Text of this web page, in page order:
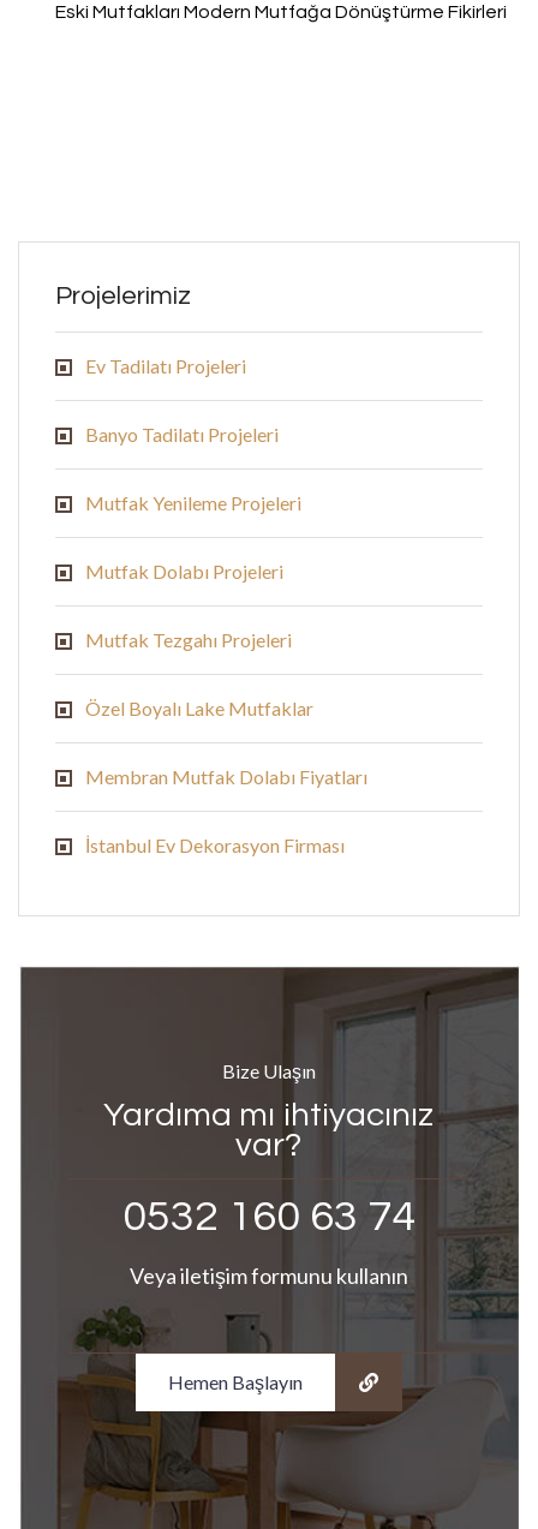
Projelerimiz
Ev Tadilatı Projeleri
Banyo Tadilatı Projeleri
Mutfak Yenileme Projeleri
Mutfak Dolabı Projeleri
Mutfak Tezgahı Projeleri
Özel Boyalı Lake Mutfaklar
Membran Mutfak Dolabı Fiyatları
İstanbul Ev Dekorasyon Firması
Bize Ulaşın
Yardıma mı ihtiyacınız
var?
0532 160 63 74
Veya iletişim formunu kullanın
Hemen Başlayın
Eski Mutfakları Modern Mutfağa Dönüştürme Fikirleri